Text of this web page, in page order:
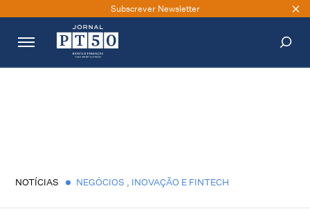
Subscrever Newsletter
NOTÍCIAS NEGÓCIOS INOVAÇÃO E FINTECH